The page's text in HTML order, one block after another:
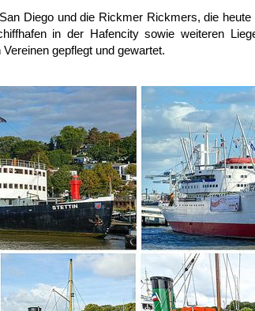
Diego und die Rickmer Rickmers, die
in der Hafencity sowie weiteren
gepflegt und gewartet.